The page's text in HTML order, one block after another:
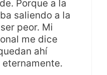
Porque a la
saliendo a la
peor. Mi
me dice
ahí